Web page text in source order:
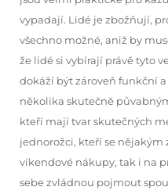
vypadají. Lidé je zbožňují,
všechno možné, aniž by
že lidé si vybírají právě tyto
dokáží být zároveň funkční
několika skutečně
kteří mají tvar skutečných
jednorožci, kteří se
víkendové nákupy, tak i na
sebe zvládnou pojmout